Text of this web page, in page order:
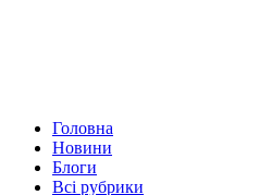
Головна
Новини
Блоги
Всі рубрики